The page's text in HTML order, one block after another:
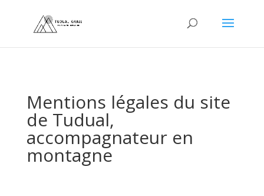
Mentions légales du site
de Tudual,
accompagnateur en
montagne